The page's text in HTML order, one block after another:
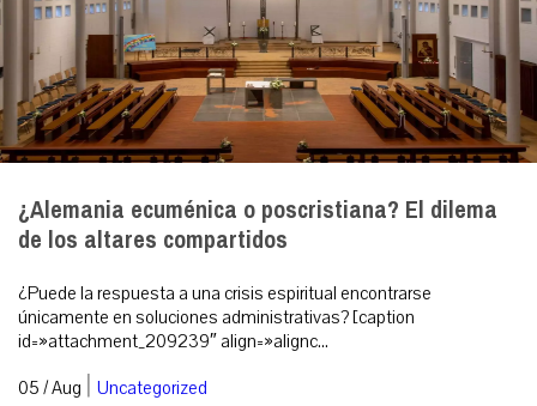
¿Alemania ecuménica o poscristiana? El dilema
de los altares compartidos
¿Puede la respuesta a una crisis espiritual encontrarse
únicamente en soluciones administrativas? [caption
id=»attachment_209239″ align=»alignc...
05 / Aug | Uncategorized